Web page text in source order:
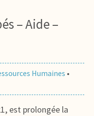
– Aide –
Humaines •
est prolongée la